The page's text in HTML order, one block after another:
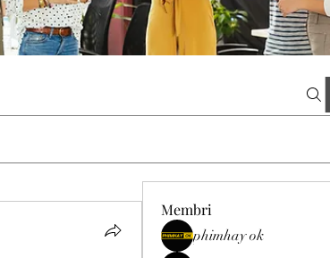
Membri
phimhay ok